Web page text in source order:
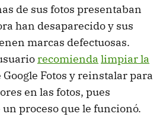
de sus fotos presentaban
han desaparecido y sus
marcas defectuosas.
recomienda limpiar la
Google Fotos y reinstalar para
en las fotos, pues
proceso que le funcionó.